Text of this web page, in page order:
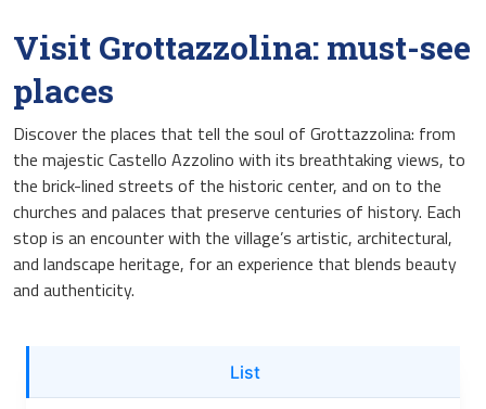
Visit Grottazzolina: must-see
places
Discover the places that tell the soul of Grottazzolina: from
the majestic Castello Azzolino with its breathtaking views, to
the brick-lined streets of the historic center, and on to the
churches and palaces that preserve centuries of history. Each
stop is an encounter with the village’s artistic, architectural,
and landscape heritage, for an experience that blends beauty
and authenticity.
List